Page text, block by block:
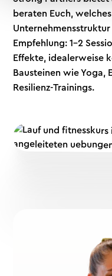
beraten Euch,
Empfehlung: 1–2
Effekte, idealerweise
Bausteinen wie Yoga,
Resilienz-Trainings.